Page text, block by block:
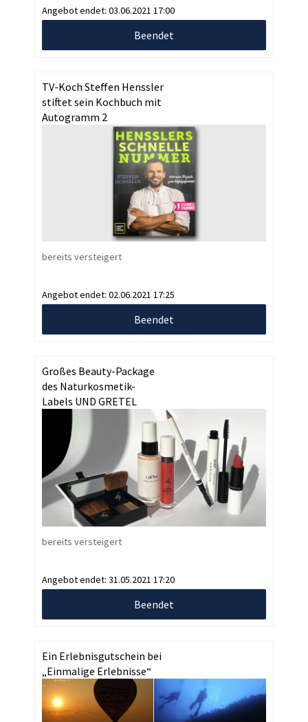
Angebot endet: 03.06.2021 17:00
Beendet
TV-Koch Steffen Henssler
stiftet sein Kochbuch mit
Autogramm 2
bereits versteigert
Angebot endet: 02.06.2021 17:25
Beendet
Großes Beauty-Package
des Naturkosmetik-
Labels UND GRETEL
bereits versteigert
Angebot endet: 31.05.2021 17:20
Beendet
Ein Erlebnisgutschein bei
„Einmalige Erlebnisse“